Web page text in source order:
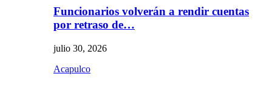
Funcionarios volverán a rendir cuentas
por retraso de…
julio 30, 2026
Acapulco